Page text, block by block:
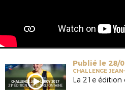
Publié le 28/
CHALLENGE